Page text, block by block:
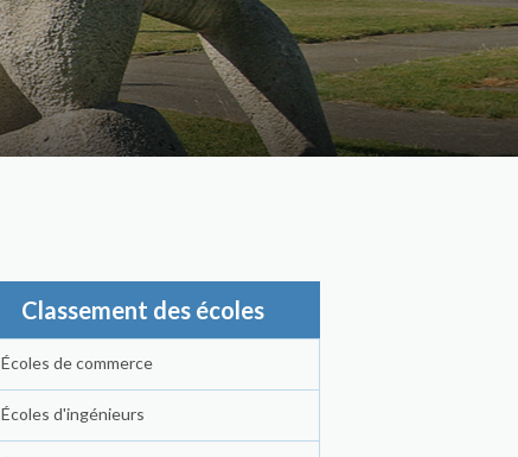
Classement des écoles
Écoles de commerce
Écoles d'ingénieurs